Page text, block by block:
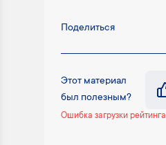
Поделиться
Этот материал
был полезным?
Ошибка загрузки рейтинга